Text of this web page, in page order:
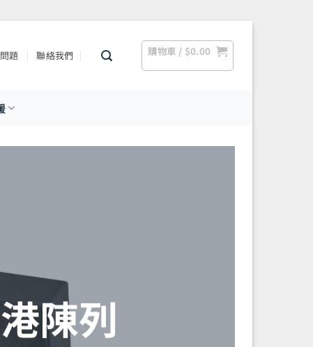
題 聯絡我們 購物車 / $0.00
陳列